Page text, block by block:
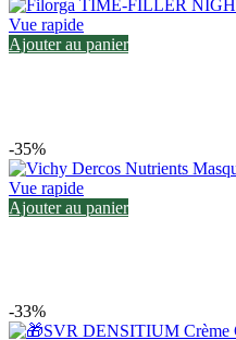
Vue rapide
Ajouter au panier
-35%
Vue rapide
Ajouter au panier
-33%